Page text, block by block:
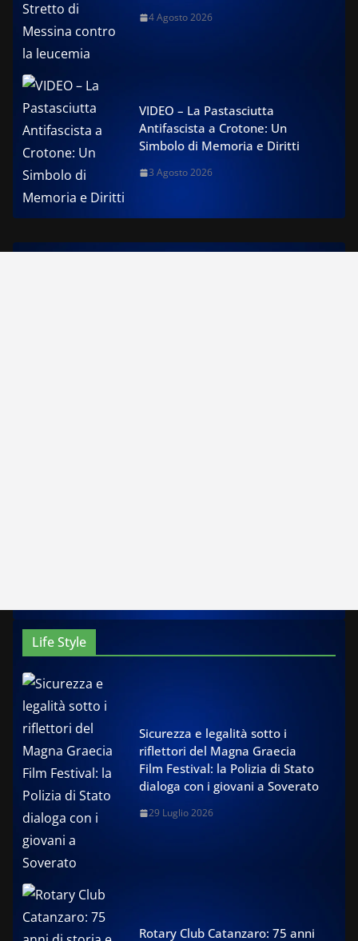
4 Agosto 2026
VIDEO – La Pastasciutta
Antifascista a Crotone: Un
Simbolo di Memoria e Diritti
3 Agosto 2026
Life Style
Sicurezza e legalità sotto i
riflettori del Magna Graecia
Film Festival: la Polizia di Stato
dialoga con i giovani a Soverato
29 Luglio 2026
Rotary Club Catanzaro: 75 anni